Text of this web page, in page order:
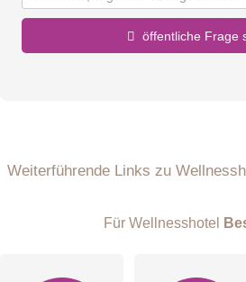
öffentliche Frage
E-Mail-Adresse (wird nicht
Weiterführende Links zu
Für Wellnesshotel